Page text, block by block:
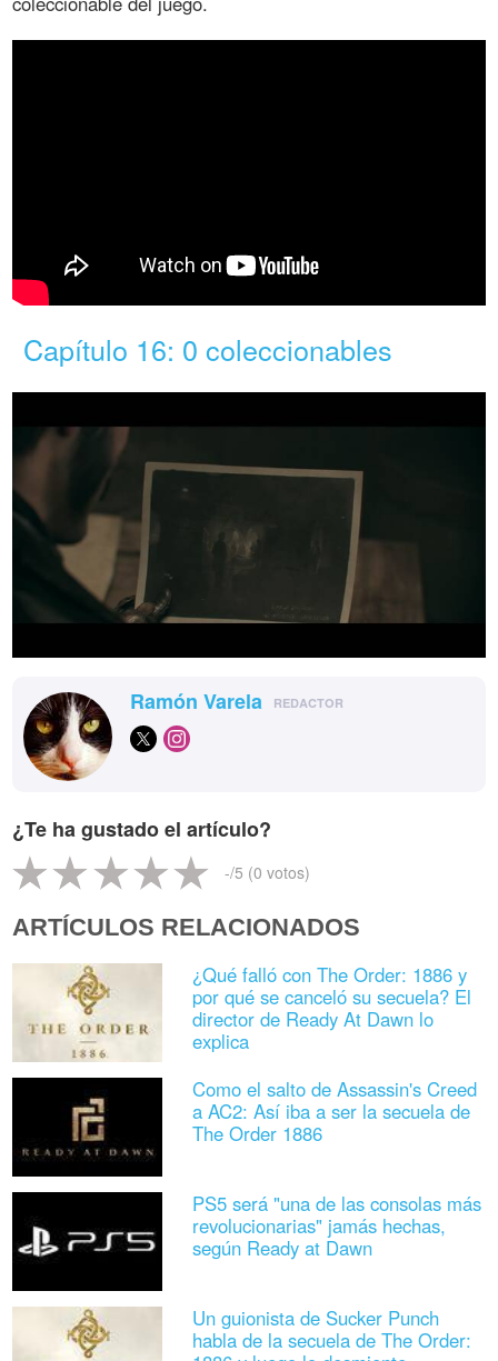
Capítulo 16: 0 coleccionables
Ramón Varela REDACTOR
¿Te ha gustado el artículo?
-/5 (0 votos)
ARTÍCULOS RELACIONADOS
¿Qué falló con The Order: 1886 y
por qué se canceló su secuela? El
director de Ready At Dawn lo
explica
Como el salto de Assassin's Creed
a AC2: Así iba a ser la secuela de
The Order 1886
PS5 será "una de las consolas más
revolucionarias" jamás hechas,
según Ready at Dawn
Un guionista de Sucker Punch
habla de la secuela de The Order: